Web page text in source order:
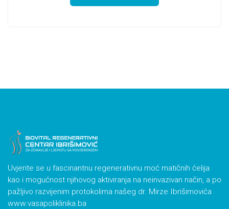
Uvjerite se u fascinantnu regenerativnu moć matičnih ćelija
kao i mogućnost njihovog aktiviranja na neinvazivan način, a po
pažljivo razvijenim protokolima našeg dr. Mirze Ibrišimovića
www.vasapoliklinika.ba